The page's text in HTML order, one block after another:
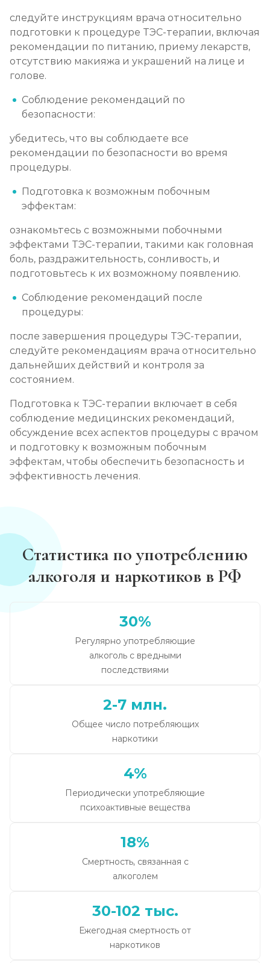
следуйте инструкциям врача относительно
подготовки к процедуре ТЭС-терапии, включая
рекомендации по питанию, приему лекарств,
отсутствию макияжа и украшений на лице и
голове.
Соблюдение рекомендаций по
безопасности:
убедитесь, что вы соблюдаете все
рекомендации по безопасности во время
процедуры.
Подготовка к возможным побочным
эффектам:
ознакомьтесь с возможными побочными
эффектами ТЭС-терапии, такими как головная
боль, раздражительность, сонливость, и
подготовьтесь к их возможному появлению.
Соблюдение рекомендаций после
процедуры:
после завершения процедуры ТЭС-терапии,
следуйте рекомендациям врача относительно
дальнейших действий и контроля за
состоянием.
Подготовка к ТЭС-терапии включает в себя
соблюдение медицинских рекомендаций,
обсуждение всех аспектов процедуры с врачом
и подготовку к возможным побочным
эффектам, чтобы обеспечить безопасность и
эффективность лечения.
Статистика по употреблению
алкоголя и наркотиков в РФ
30%
Регулярно употребляющие
алкоголь с вредными
последствиями
2-7 млн.
Общее число потребляющих
наркотики
4%
Периодически употребляющие
психоактивные вещества
18%
Смертность, связанная с
алкоголем
30-102 тыс.
Ежегодная смертность от
наркотиков